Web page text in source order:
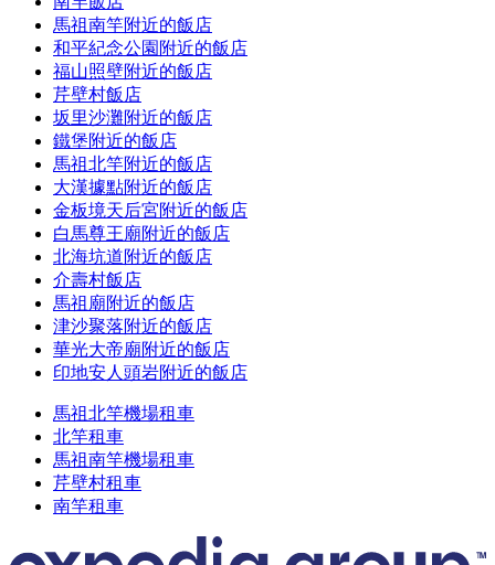
馬祖南竿附近的飯店
和平紀念公園附近的飯店
福山照壁附近的飯店
芹壁村飯店
坂里沙灘附近的飯店
鐵堡附近的飯店
馬祖北竿附近的飯店
大漢據點附近的飯店
金板境天后宮附近的飯店
白馬尊王廟附近的飯店
北海坑道附近的飯店
介壽村飯店
馬祖廟附近的飯店
津沙聚落附近的飯店
華光大帝廟附近的飯店
印地安人頭岩附近的飯店
馬祖北竿機場租車
北竿租車
馬祖南竿機場租車
芹壁村租車
南竿租車